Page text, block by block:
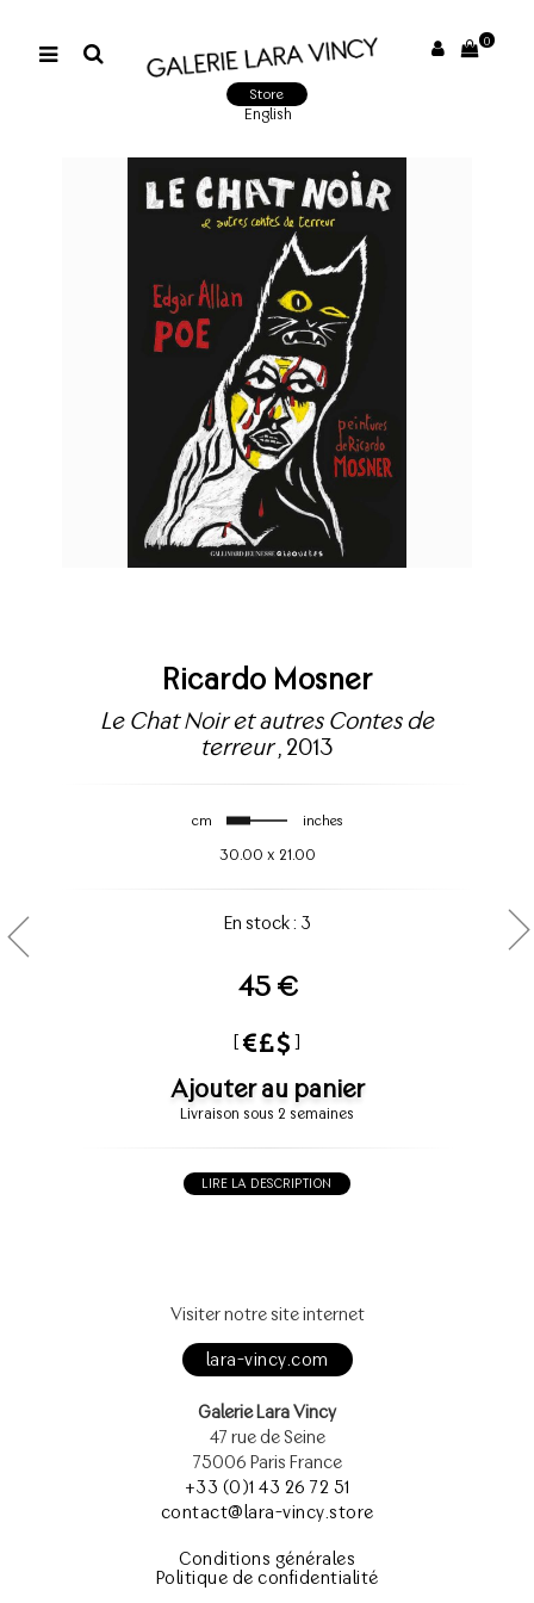
0
Store
English
Ricardo Mosner
Le Chat Noir et autres Contes de
terreur, 2013
cm inches
30.00 x 21.00
En stock : 3
45 €
[ ]
Ajouter au panier
Livraison sous 2 semaines
LIRE LA DESCRIPTION
Visiter notre site internet
lara-vincy.com
Galerie Lara Vincy
47 rue de Seine
75006 Paris France
+33 (0)1 43 26 72 51
contact@lara-vincy.store
Conditions générales
Politique de confidentialité